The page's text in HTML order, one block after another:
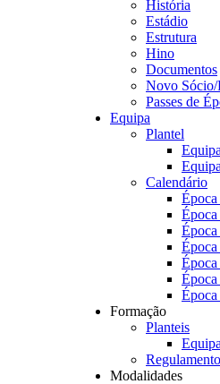
História
Estádio
Estrutura
Hino
Documentos
Novo Sócio/
Passes de
Equipa
Plantel
Calendário
Época
Formação
Planteis
Modalidades